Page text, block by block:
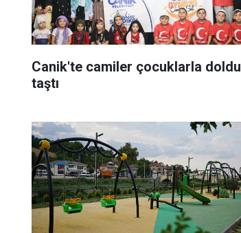
Canik'te camiler çocuklarla doldu
taştı